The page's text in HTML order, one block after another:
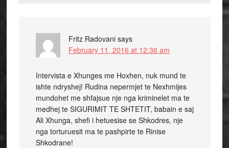
Fritz Radovani says
February 11, 2016 at 12:36 am
Intervista e Xhunges me Hoxhen, nuk mund te
ishte ndryshej! Rudina nepermjet te Nexhmijes
mundohet me shfajsue nje nga kriminelet ma te
medhej te SIGURIMIT TE SHTETIT, babain e saj
Ali Xhunga, shefi i hetuesise se Shkodres, nje
nga torturuesit ma te pashpirte te Rinise
Shkodrane!